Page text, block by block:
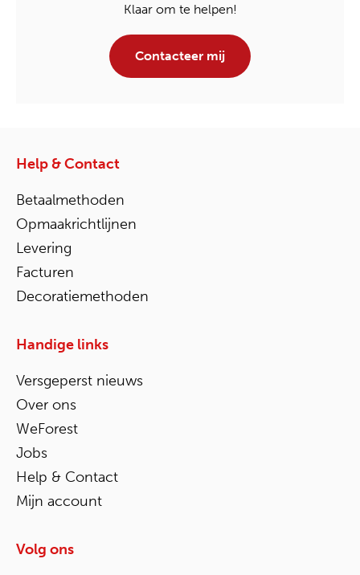
Klaar om te helpen!
Contacteer mij
Help & Contact
Betaalmethoden
Opmaakrichtlijnen
Levering
Facturen
Decoratiemethoden
Handige links
Versgeperst nieuws
Over ons
WeForest
Jobs
Help & Contact
Mijn account
Volg ons